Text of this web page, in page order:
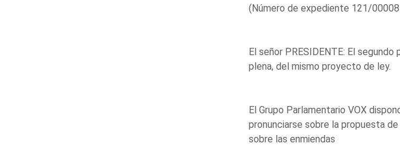
(Número de expediente 121/
El señor PRESIDENTE: El
plena, del mismo proyecto de ley.
El Grupo Parlamentario VOX
pronunciarse sobre la propuesta
sobre las enmiendas